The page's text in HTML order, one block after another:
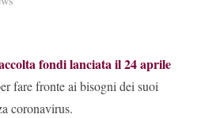
fondi lanciata il 24 aprile
fare fronte ai bisogni dei suoi
coronavirus.